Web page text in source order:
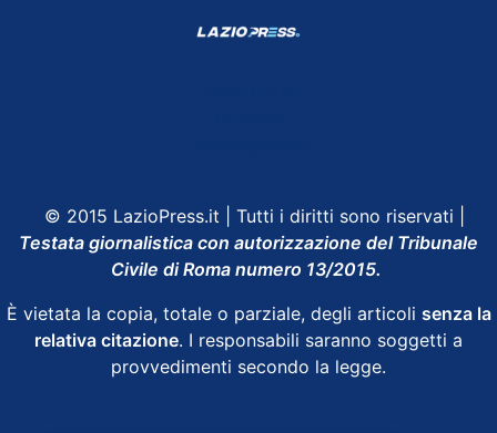
© 2015 LazioPress.it | Tutti i diritti sono riservati |
Testata giornalistica con autorizzazione del Tribunale
Civile di Roma numero 13/2015.
È vietata la copia, totale o parziale, degli articoli senza la
relativa citazione. I responsabili saranno soggetti a
provvedimenti secondo la legge.